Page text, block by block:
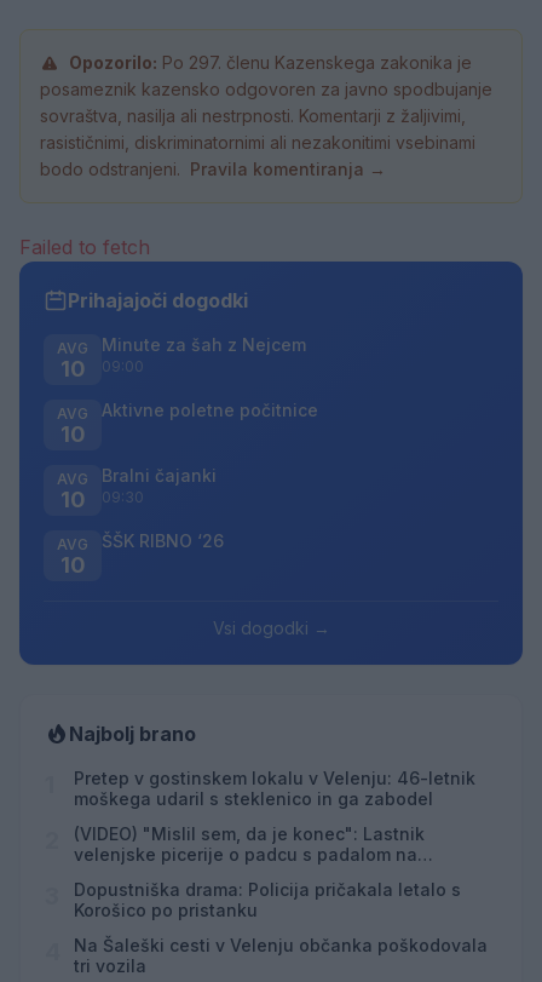
Opozorilo: Po 297. členu Kazenskega zakonika je
posameznik kazensko odgovoren za javno spodbujanje
sovraštva, nasilja ali nestrpnosti. Komentarji z žaljivimi,
rasističnimi, diskriminatornimi ali nezakonitimi vsebinami
bodo odstranjeni.
Pravila komentiranja →
Failed to fetch
Prihajajoči dogodki
AVG
10
Minute za šah z Nejcem
09:00
AVG
10
Aktivne poletne počitnice
AVG
10
Bralni čajanki
09:30
AVG
10
ŠŠK RIBNO ‘26
Vsi dogodki →
Najbolj brano
Pretep v gostinskem lokalu v Velenju: 46-letnik
moškega udaril s steklenico in ga zabodel
(VIDEO) "Mislil sem, da je konec": Lastnik
velenjske picerije o padcu s padalom na
Dopustniška drama: Policija pričakala letalo s
Korošico po pristanku
Na Šaleški cesti v Velenju občanka poškodovala
tri vozila